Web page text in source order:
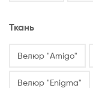
Ткань
Велюр "Amigo"
Велюр "Enigma"